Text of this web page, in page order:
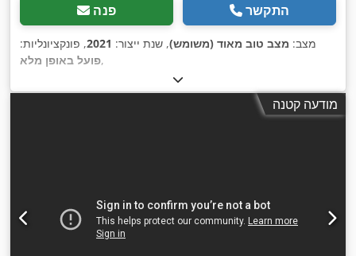
פנה התקשר
מצב: מצב טוב מאוד (משומש), שנת ייצור: 2021, פונקציונליות:
פועל באופן מלא,
מודעה קטנה